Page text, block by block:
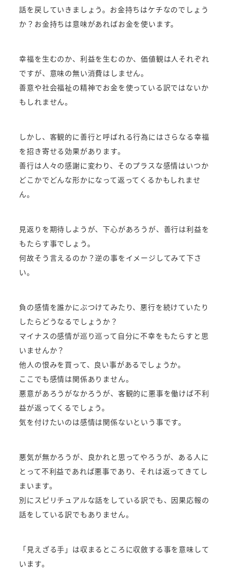
話を戻していきましょう。お金持ちはケチなのでしょう
か？お金持ちは意味があればお金を使います。
幸福を生むのか、利益を生むのか、価値観は人それぞれ
ですが、意味の無い消費はしません。
善意や社会福祉の精神でお金を使っている訳ではないか
もしれません。
しかし、客観的に善行と呼ばれる行為にはさらなる幸福
を招き寄せる効果があります。
善行は人々の感謝に変わり、そのプラスな感情はいつか
どこかでどんな形かになって返ってくるかもしれませ
ん。
見返りを期待しようが、下心があろうが、善行は利益を
もたらす事でしょう。
何故そう言えるのか？逆の事をイメージしてみて下さ
い。
負の感情を誰かにぶつけてみたり、悪行を続けていたり
したらどうなるでしょうか？
マイナスの感情が巡り巡って自分に不幸をもたらすと思
いませんか？
他人の恨みを買って、良い事があるでしょうか。
ここでも感情は関係ありません。
悪意があろうがなかろうが、客観的に悪事を働けば不利
益が返ってくるでしょう。
気を付けたいのは感情は関係ないという事です。
悪気が無かろうが、良かれと思ってやろうが、ある人に
とって不利益であれば悪事であり、それは返ってきてし
まいます。
別にスピリチュアルな話をしている訳でも、因果応報の
話をしている訳でもありません。
「見えざる手」は収まるところに収斂する事を意味して
います。